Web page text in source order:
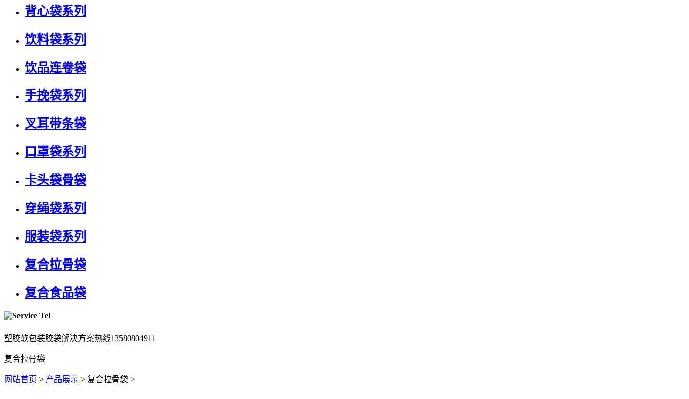
背心袋系列
饮料袋系列
饮品连卷袋
手挽袋系列
叉耳带条袋
口罩袋系列
卡头袋骨袋
穿绳袋系列
服装袋系列
复合拉骨袋
复合食品袋
塑胶软包装胶袋解决方案热线13580804911
复合拉骨袋
网站首页 > 产品展示 > 复合拉骨袋 >